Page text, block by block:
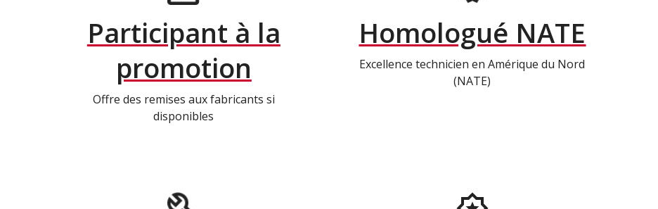
Participant à la
promotion
Offre des remises aux fabricants si
disponibles
Homologué NATE
Excellence technicien en Amérique du Nord
(NATE)